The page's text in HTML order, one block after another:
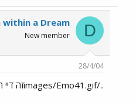
D
within a Dream
New member
28/4/04
../images/Emo41.gifזה דיי הרבה..../images/Emo70.gif